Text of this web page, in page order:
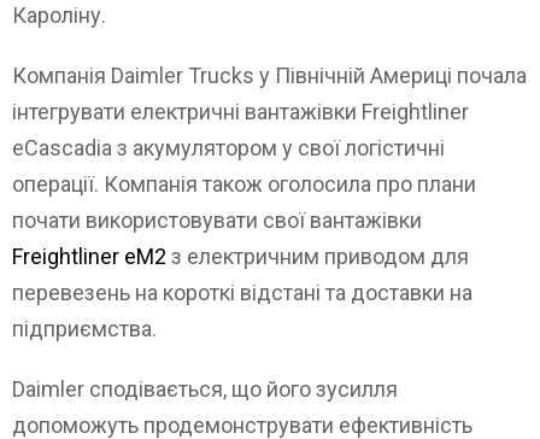
Кароліну.
Компанія Daimler Trucks у Північній Америці почала
інтегрувати електричні вантажівки Freightliner
eCascadia з акумулятором у свої логістичні
операції. Компанія також оголосила про плани
почати використовувати свої вантажівки
Freightliner eM2 з електричним приводом для
перевезень на короткі відстані та доставки на
підприємства.
Daimler сподівається, що його зусилля
допоможуть продемонструвати ефективність